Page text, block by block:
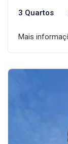
3 Quartos
Mais